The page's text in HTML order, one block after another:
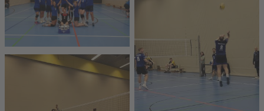
U18 weiblich
U20 weiblich
Erwachsene Einsteiger
Rohr-frei
Tai Ginseng